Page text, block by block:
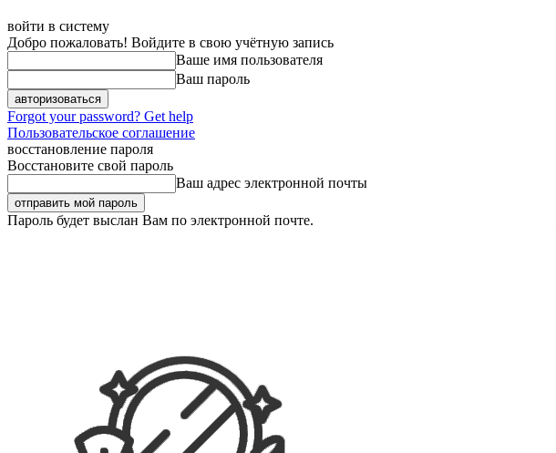
войти в систему
Добро пожаловать! Войдите в свою учётную запись
Ваше имя пользователя
Ваш пароль
Forgot your password? Get help
Пользовательское соглашение
восстановление пароля
Восстановите свой пароль
Ваш адрес электронной почты
Пароль будет выслан Вам по электронной почте.